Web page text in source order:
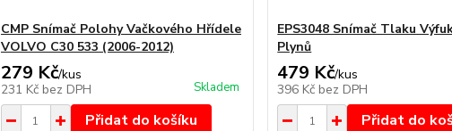
CMP Snímač Polohy Vačkového Hřídele
VOLVO C30 533 (2006-2012)
279 Kč/kus
231 Kč bez DPH Skladem
Přidat do košíku
EPS3048 Snímač Tlaku
Plynů
479 Kč/kus
396 Kč bez DPH
Přidat do